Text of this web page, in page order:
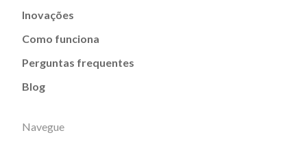
Inovações
Como funciona
Perguntas frequentes
Blog
Navegue